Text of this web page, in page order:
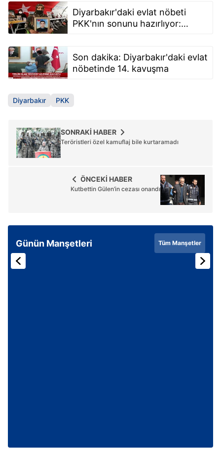
Diyarbakır'daki evlat nöbeti
PKK'nın sonunu hazırlıyor:
Son dakika: Diyarbakır'daki evlat
nöbetinde 14. kavuşma
Diyarbakır PKK
SONRAKİ HABER
Teröristleri özel kamuflaj bile kurtaramadı
ÖNCEKİ HABER
Kutbettin Gülen’in cezası onandı
Günün Manşetleri Tüm Manşetler